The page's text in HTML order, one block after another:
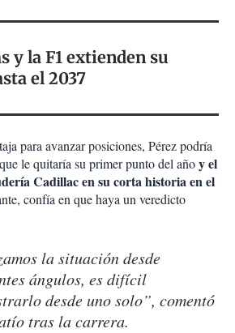
y la F1 extienden su
el 2037
para avanzar posiciones, Pérez podría
le quitaría su primer punto del añoy el
Cadillac en su corta historia en el
confía en que haya un veredicto
la situación desde
ángulos, es difícil
desde uno solo”, comentó
tras la carrera.